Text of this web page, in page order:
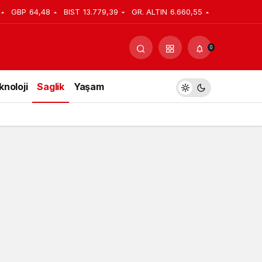
GBP 64,48 BIST 13.779,39 GR. ALTIN 6.660,55
0
Saglik Yaşam
Yorum Yap Paylaş